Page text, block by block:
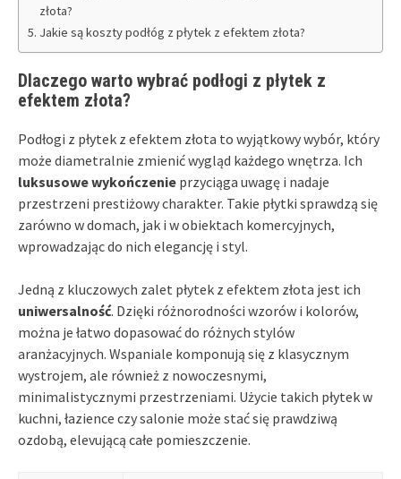
złota?
Jakie są koszty podłóg z płytek z efektem złota?
Dlaczego warto wybrać podłogi z płytek z
efektem złota?
Podłogi z płytek z efektem złota to wyjątkowy wybór, który
może diametralnie zmienić wygląd każdego wnętrza. Ich
luksusowe wykończenie przyciąga uwagę i nadaje
przestrzeni prestiżowy charakter. Takie płytki sprawdzą się
zarówno w domach, jak i w obiektach komercyjnych,
wprowadzając do nich elegancję i styl.
Jedną z kluczowych zalet płytek z efektem złota jest ich
uniwersalność. Dzięki różnorodności wzorów i kolorów,
można je łatwo dopasować do różnych stylów
aranżacyjnych. Wspaniale komponują się z klasycznym
wystrojem, ale również z nowoczesnymi,
minimalistycznymi przestrzeniami. Użycie takich płytek w
kuchni, łazience czy salonie może stać się prawdziwą
ozdobą, elevującą całe pomieszczenie.